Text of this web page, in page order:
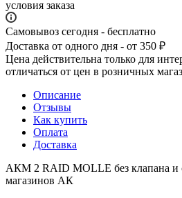
условия заказа
Самовывоз сегодня - бесплатно
Доставка от одного дня - от 350 ₽
Цена действительна только для
отличаться от цен в розничных
Описание
Отзывы
Как купить
Оплата
Доставка
АКМ 2 RAID MOLLE без клапана и
магазинов АК